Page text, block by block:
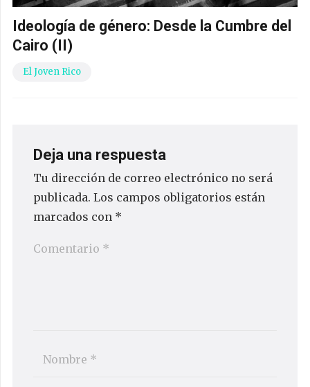
Ideología de género: Desde la Cumbre del
Cairo (II)
El Joven Rico
Deja una respuesta
Tu dirección de correo electrónico no será
publicada. Los campos obligatorios están
marcados con *